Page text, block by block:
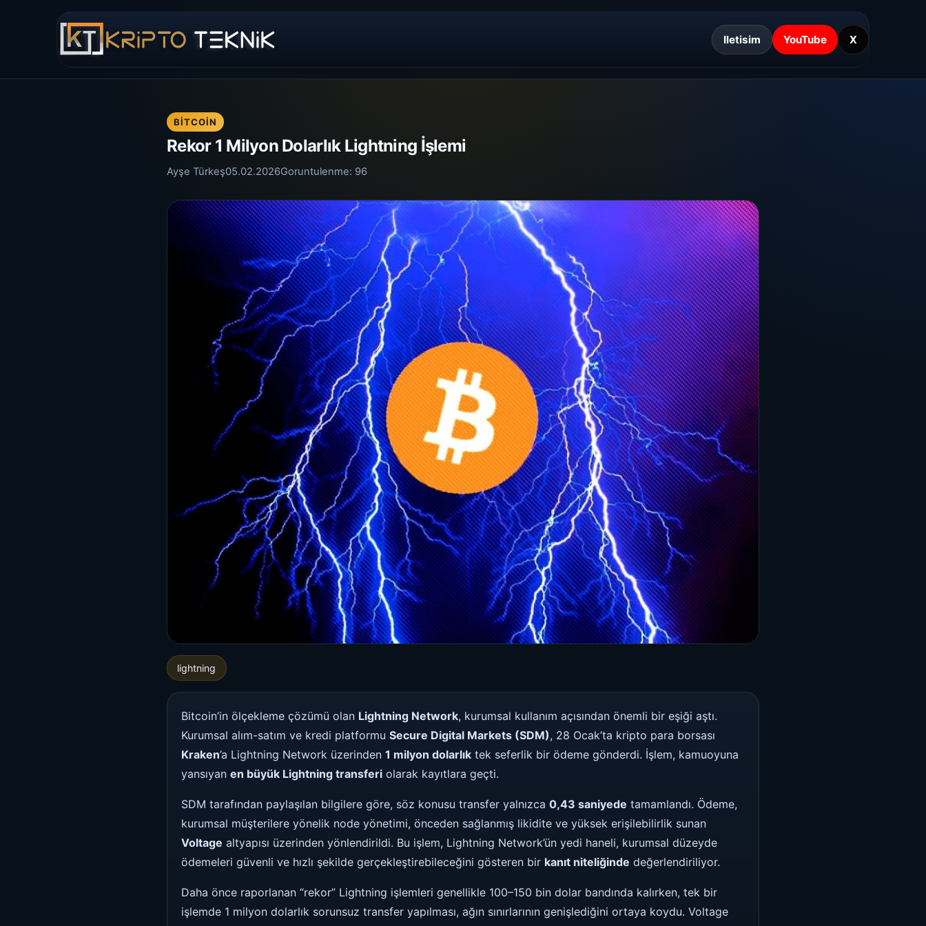
Iletisim YouTube X
BITCOIN
Rekor 1 Milyon Dolarlık Lightning İşlemi
Ayşe Türkeş05.02.2026Goruntulenme: 96
lightning
Bitcoin’in ölçekleme çözümü olan Lightning Network, kurumsal kullanım açısından önemli bir eşiği aştı.
Kurumsal alım-satım ve kredi platformu Secure Digital Markets (SDM), 28 Ocak’ta kripto para borsası
Kraken’a Lightning Network üzerinden 1 milyon dolarlık tek seferlik bir ödeme gönderdi. İşlem, kamuoyuna
yansıyan en büyük Lightning transferi olarak kayıtlara geçti.
SDM tarafından paylaşılan bilgilere göre, söz konusu transfer yalnızca 0,43 saniyede tamamlandı. Ödeme,
kurumsal müşterilere yönelik node yönetimi, önceden sağlanmış likidite ve yüksek erişilebilirlik sunan
Voltage altyapısı üzerinden yönlendirildi. Bu işlem, Lightning Network’ün yedi haneli, kurumsal düzeyde
ödemeleri güvenli ve hızlı şekilde gerçekleştirebileceğini gösteren bir kanıt niteliğinde değerlendiriliyor.
Daha önce raporlanan “rekor” Lightning işlemleri genellikle 100–150 bin dolar bandında kalırken, tek bir
işlemde 1 milyon dolarlık sorunsuz transfer yapılması, ağın sınırlarının genişlediğini ortaya koydu. Voltage